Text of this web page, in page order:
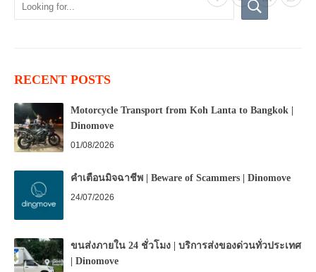
RECENT POSTS
Motorcycle Transport from Koh Lanta to Bangkok |
Dinomove
01/08/2026
คำเตือนมิจฉาชีพ | Beware of Scammers | Dinomove
24/07/2026
ขนส่งภายใน 24 ชั่วโมง | บริการส่งของด่วนทั่วประเทศ
| Dinomove